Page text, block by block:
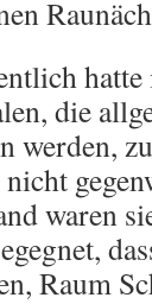
die
werden,
waren
Raum